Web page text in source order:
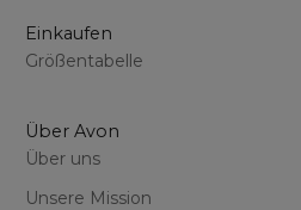
Einkaufen
Größentabelle
Über Avon
Über uns
Unsere Mission